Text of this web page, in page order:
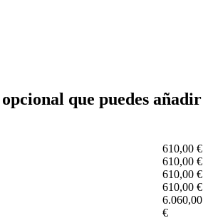
que puedes añadir
610,00 €
610,00 €
610,00 €
610,00 €
6.060,00
€